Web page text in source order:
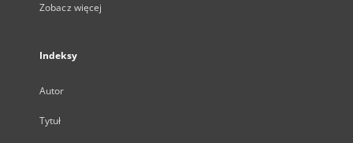
Zobacz więcej
Indeksy
Autor
Tytuł